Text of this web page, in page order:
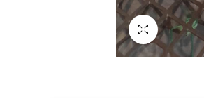
Fullscreen